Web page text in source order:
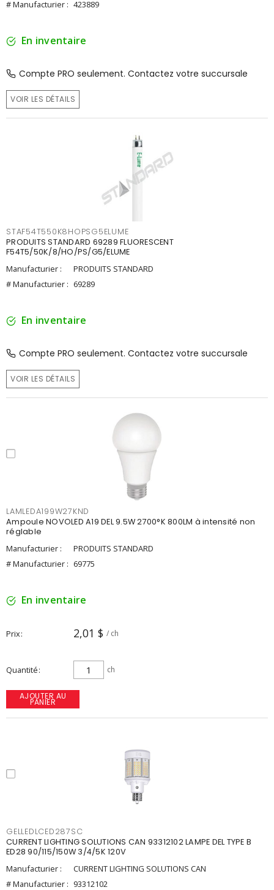
# Manufacturier : 423889
En inventaire
Compte PRO seulement. Contactez votre succursale
VOIR LES DÉTAILS
STAF54T550K8HOPSG5ELUME
PRODUITS STANDARD 69289 FLUORESCENT
F54T5/50K/8/HO/PS/G5/ELUME
Manufacturier :
PRODUITS STANDARD
# Manufacturier : 69289
En inventaire
Compte PRO seulement. Contactez votre succursale
VOIR LES DÉTAILS
LAMLEDA199W27KND
Ampoule NOVOLED A19 DEL 9.5W 2700°K 800LM à intensité non
réglable
Manufacturier :
PRODUITS STANDARD
# Manufacturier : 69775
En inventaire
Prix 2,01 $ / ch
Quantité ch
AJOUTER AU
PANIER
GELLEDLCED287SC
CURRENT LIGHTING SOLUTIONS CAN 93312102 LAMPE DEL TYPE B
ED28 90/115/150W 3/4/5K 120V
Manufacturier :
CURRENT LIGHTING SOLUTIONS CAN
# Manufacturier : 93312102